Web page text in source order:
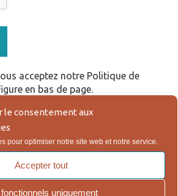
le consentement aux
pour optimiser notre site web et notre service.
Accepter tout
uniquement
acceptez notre Politique de
en bas de page.
en ligne